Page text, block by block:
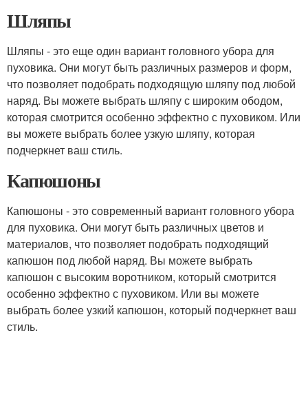
Шляпы
Шляпы - это еще один вариант головного убора для
пуховика. Они могут быть различных размеров и форм,
что позволяет подобрать подходящую шляпу под любой
наряд. Вы можете выбрать шляпу с широким ободом,
которая смотрится особенно эффектно с пуховиком. Или
вы можете выбрать более узкую шляпу, которая
подчеркнет ваш стиль.
Капюшоны
Капюшоны - это современный вариант головного убора
для пуховика. Они могут быть различных цветов и
материалов, что позволяет подобрать подходящий
капюшон под любой наряд. Вы можете выбрать
капюшон с высоким воротником, который смотрится
особенно эффектно с пуховиком. Или вы можете
выбрать более узкий капюшон, который подчеркнет ваш
стиль.